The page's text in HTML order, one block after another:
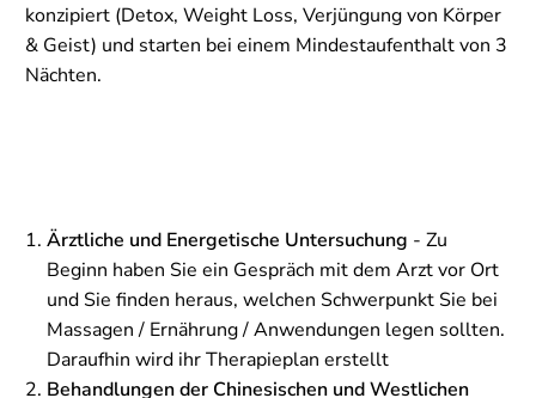
konzipiert (Detox, Weight Loss, Verjüngung von Körper
& Geist) und starten bei einem Mindestaufenthalt von 3
Nächten.
Ärztliche und Energetische Untersuchung - Zu
Beginn haben Sie ein Gespräch mit dem Arzt vor Ort
und Sie finden heraus, welchen Schwerpunkt Sie bei
Massagen / Ernährung / Anwendungen legen sollten.
Daraufhin wird ihr Therapieplan erstellt
Behandlungen der Chinesischen und Westlichen